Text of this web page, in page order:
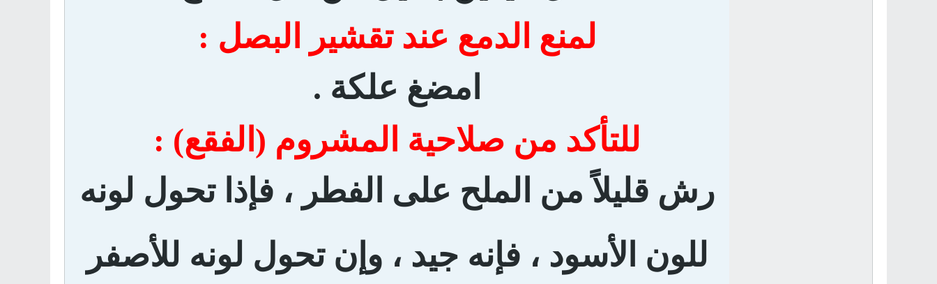
لمنع الدمع عند تقشير البصل :
امضغ علكة .
للتأكد من صلاحية المشروم (الفقع) :
رش قليلاً من الملح على الفطر ، فإذا تحول لونه
للون الأسود ، فإنه جيد ، وإن تحول لونه للأصفر